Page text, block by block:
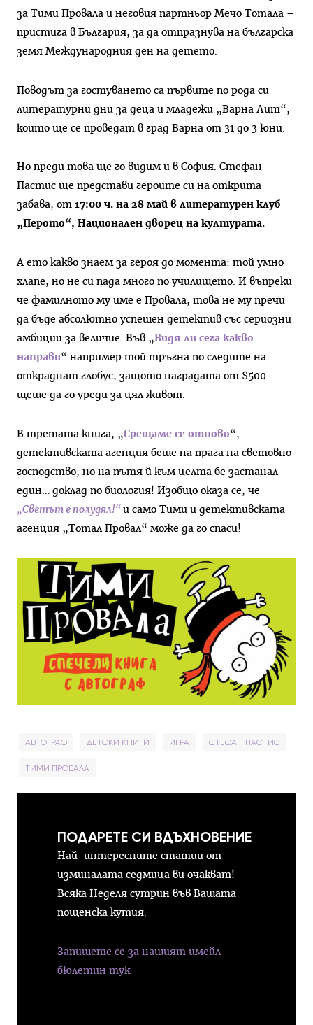
за Тими Провала и неговия партньор Мечо Тотала –
пристига в България, за да отпразнува на българска
земя Международния ден на детето.
Поводът за гостуването са първите по рода си
литературни дни за деца и младежи „Варна Лит“,
които ще се проведат в град Варна от 31 до 3 юни.
Но преди това ще го видим и в София. Стефан
Пастис ще представи героите си на открита
забава, от 17:00 ч. на 28 май в литературен клуб
„Перото“, Национален дворец на културата.
А ето какво знаем за героя до момента: той умно
хлапе, но не си пада много по училището. И въпреки
че фамилното му име е Провала, това не му пречи
да бъде абсолютно успешен детектив със сериозни
амбиции за величие. Във „Видя ли сега какво
направи“ например той тръгна по следите на
откраднат глобус, защото наградата от $500
щеше да го уреди за цял живот.
В третата книга, „Срещаме се отново“,
детективската агенция беше на прага на световно
господство, но на пътя й към целта бе застанал
един… доклад по биология! Изобщо оказа се, че
„Светът е полудял!“ и само Тими и детективската
агенция „Тотал Провал“ може да го спаси!
АВТОГРАФ ДЕТСКИ КНИГИ ИГРА СТЕФАН ПАСТИС
ТИМИ ПРОВАЛА
ПОДАРЕТЕ СИ ВДЪХНОВЕНИЕ
Най-интересните статии от
изминалата седмица ви очакват!
Всяка Неделя сутрин във Вашата
пощенска кутия.
Запишете се за нашият имейл
бюлетин тук